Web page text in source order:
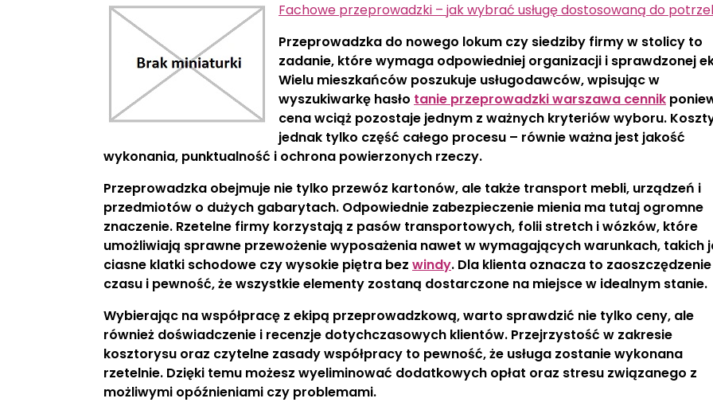
Fachowe przeprowadzki – jak wybrać usługę dostosowaną do
Przeprowadzka do nowego lokum czy siedziby firmy w stolicy to
zadanie, które wymaga odpowiedniej organizacji i sprawdzonej
Wielu mieszkańców poszukuje usługodawców, wpisując w
wyszukiwarkę hasło tanie przeprowadzki warszawa cennik
cena wciąż pozostaje jednym z ważnych kryteriów wyboru.
jednak tylko część całego procesu – równie ważna jest jakość
wykonania, punktualność i ochrona powierzonych rzeczy.
Przeprowadzka obejmuje nie tylko przewóz kartonów, ale także transport mebli, urządzeń i
przedmiotów o dużych gabarytach. Odpowiednie zabezpieczenie mienia ma tutaj ogromne
znaczenie. Rzetelne firmy korzystają z pasów transportowych, folii stretch i wózków, które
umożliwiają sprawne przewożenie wyposażenia nawet w wymagających warunkach, takich
ciasne klatki schodowe czy wysokie piętra bez windy. Dla klienta oznacza to zaoszczędzenie
czasu i pewność, że wszystkie elementy zostaną dostarczone na miejsce w idealnym stanie.
Wybierając na współpracę z ekipą przeprowadzkową, warto sprawdzić nie tylko ceny, ale
również doświadczenie i recenzje dotychczasowych klientów. Przejrzystość w zakresie
kosztorysu oraz czytelne zasady współpracy to pewność, że usługa zostanie wykonana
rzetelnie. Dzięki temu możesz wyeliminować dodatkowych opłat oraz stresu związanego z
możliwymi opóźnieniami czy problemami.